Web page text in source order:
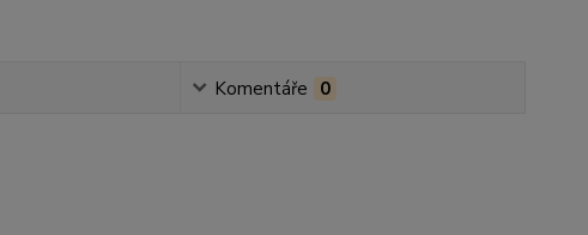
Komentáře 0